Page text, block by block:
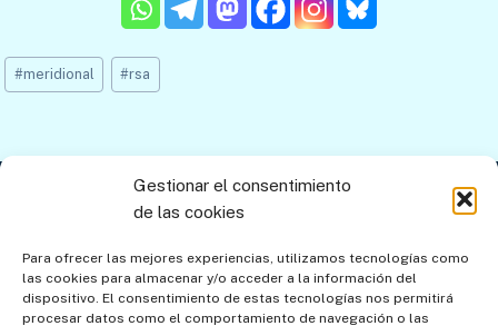
Gestionar el consentimiento
de las cookies
Para ofrecer las mejores experiencias, utilizamos tecnologías como
las cookies para almacenar y/o acceder a la información del
dispositivo. El consentimiento de estas tecnologías nos permitirá
procesar datos como el comportamiento de navegación o las
Etiquetas
de
#meridional #rsa
Aviso legal
Política de cookies Mapa del sitio
Política de cookies (UE)